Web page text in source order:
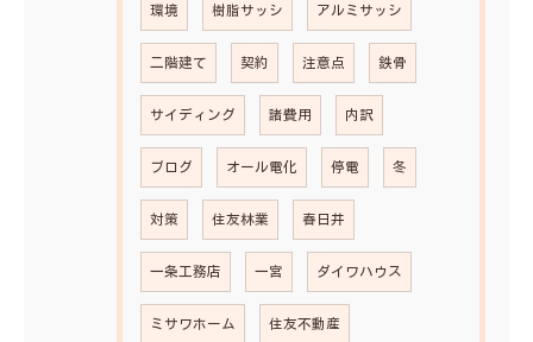
環境 樹脂サッシ アルミサッシ
二階建て 契約 注意点 鉄骨
サイディング 諸費用 内訳
ブログ オール電化 停電 冬
対策 住友林業 春日井
一条工務店 一宮 ダイワハウス
ミサワホーム 住友不動産